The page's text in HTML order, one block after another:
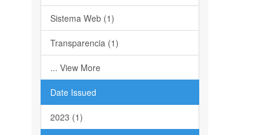
Sistema Web (1)
Transparencia (1)
... View More
Date Issued
2023 (1)